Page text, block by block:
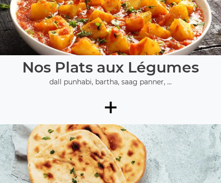
Nos Plats aux Légumes
dall punhabi, bartha, saag panner, ...
+